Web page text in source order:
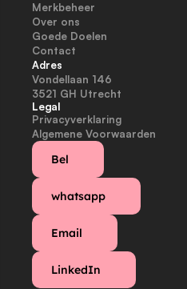
Merkbeheer
Over ons
Goede Doelen
Contact
Adres
Vondellaan 146
3521 GH Utrecht
Legal
Privacyverklaring
Algemene Voorwaarden
Bel
whatsapp
Email
LinkedIn